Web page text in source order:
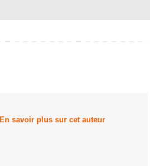
En savoir plus sur cet auteur